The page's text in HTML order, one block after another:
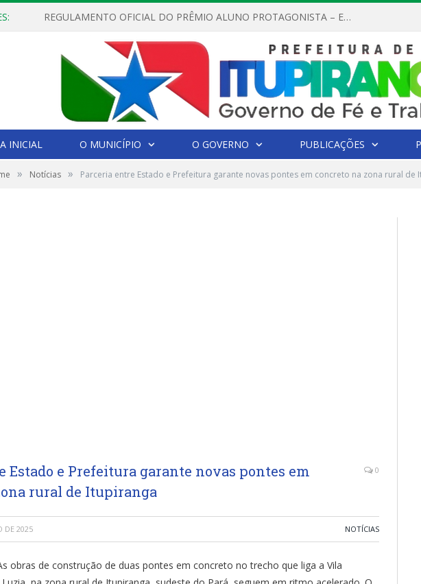
REGULAMENTO OFICIAL DO PRÊMIO ALUNO PROTAGONISTA – EDIÇÃO 2026
INICIAL O MUNICÍPIO O GOVERNO PUBLICAÇÕES
» Notícias » Parceria entre Estado e Prefeitura garante novas pontes em concreto na zona rural de
Estado e Prefeitura garante novas pontes em
rural de Itupiranga
0
DE 2025 NOTÍCIAS
obras de construção de duas pontes em concreto no trecho que liga a Vila